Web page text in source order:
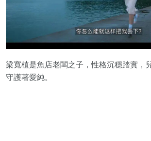
梁寬植是魚店老闆之子，性格沉穩踏實，
守護著愛純。